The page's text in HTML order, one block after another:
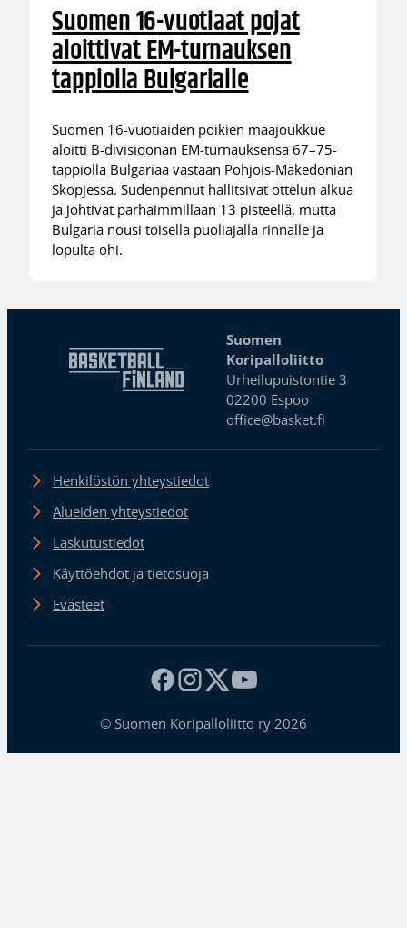
Suomen 16-vuotiaat pojat
aloittivat EM-turnauksen
tappiolla Bulgarialle
Suomen 16-vuotiaiden poikien maajoukkue
aloitti B-divisioonan EM-turnauksensa 67–75-
tappiolla Bulgariaa vastaan Pohjois-Makedonian
Skopjessa. Sudenpennut hallitsivat ottelun alkua
ja johtivat parhaimmillaan 13 pisteellä, mutta
Bulgaria nousi toisella puoliajalla rinnalle ja
lopulta ohi.
Suomen
Koripalloliitto
Urheilupuistontie 3
02200 Espoo
office@basket.fi
Henkilöstön yhteystiedot
Alueiden yhteystiedot
Laskutustiedot
Käyttöehdot ja tietosuoja
Evästeet
© Suomen Koripalloliitto ry 2026